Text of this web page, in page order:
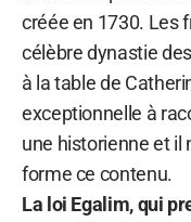
créée en 1730. Les
célèbre dynastie
à la table de
exceptionnelle à
une historienne et il
forme ce contenu.
La loi Egalim, qui